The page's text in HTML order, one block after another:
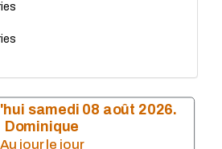
samedi 08 août 2026.
Dominique
Au jour le jour